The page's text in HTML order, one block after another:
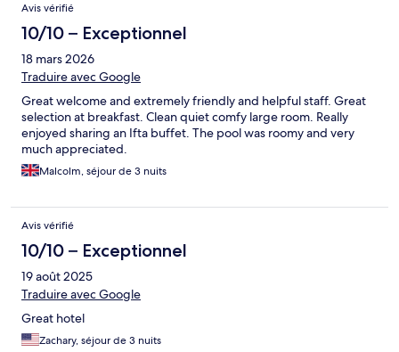
Avis vérifié
10/10 – Exceptionnel
18 mars 2026
Traduire avec Google
Great welcome and extremely friendly and helpful staff. Great
selection at breakfast. Clean quiet comfy large room. Really
enjoyed sharing an Ifta buffet. The pool was roomy and very
much appreciated.
Malcolm, séjour de 3 nuits
Avis vérifié
10/10 – Exceptionnel
19 août 2025
Traduire avec Google
Great hotel
Zachary, séjour de 3 nuits